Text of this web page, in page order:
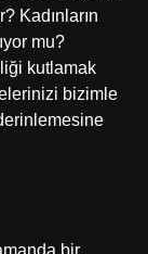
Kadınların
mu?
kutlamak
bizimle
bir